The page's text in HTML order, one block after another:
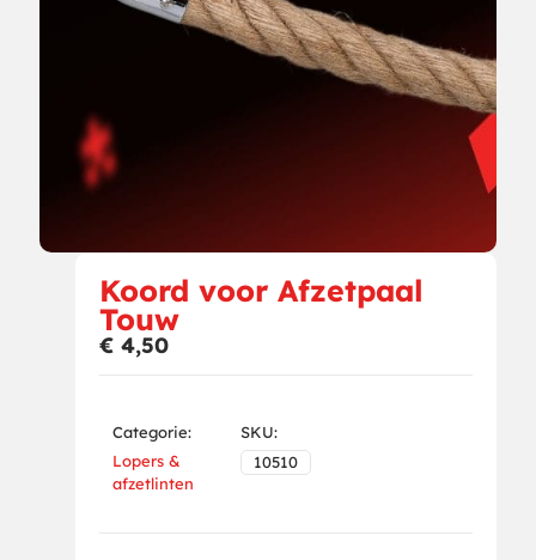
Koord voor Afzetpaal
Touw
€ 4,50
Categorie:
Lopers &
afzetlinten
SKU:
10510